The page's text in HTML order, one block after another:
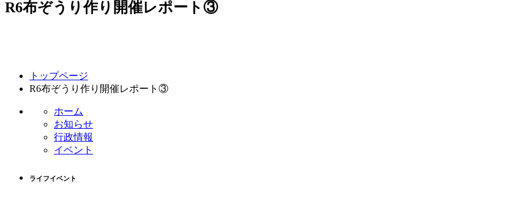
R6布ぞうり作り開催レポート③
トップページ
R6布ぞうり作り開催レポート③
ホーム
お知らせ
行政情報
イベント
ライフイベント